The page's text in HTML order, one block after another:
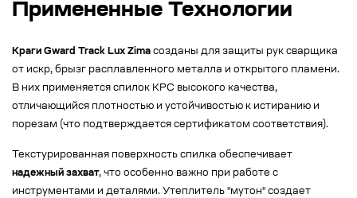
Примененные Технологии
Краги Gward Track Lux Zima созданы для защиты рук сварщика
от искр, брызг расплавленного металла и открытого пламени.
В них применяется спилок КРС высокого качества,
отличающийся плотностью и устойчивостью к истиранию и
порезам (что подтверждается сертификатом соответствия).
Текстурированная поверхность спилка обеспечивает
надежный захват, что особенно важно при работе с
инструментами и деталями. Утеплитель "мутон" создает